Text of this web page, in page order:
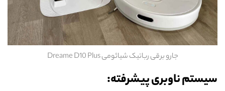
جارو برقی رباتیک شیائومی Dreame D10 Plus
سیستم ناوبری پیشرفته: